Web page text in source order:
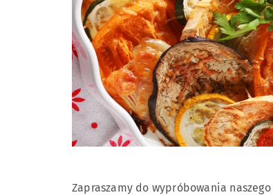
Zapraszamy do wypróbowania